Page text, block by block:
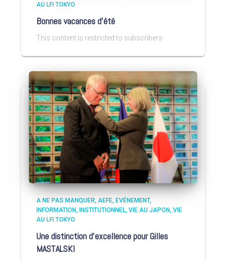
AU LFI TOKYO
Bonnes vacances d’été
This content is restricted to subscribers
A NE PAS MANQUER AEFE EVÉNEMENT
INFORMATION
INSTITUTIONNEL VIE AU JAPON VIE
AU LFI TOKYO
Une distinction d’excellence pour Gilles
MASTALSKI